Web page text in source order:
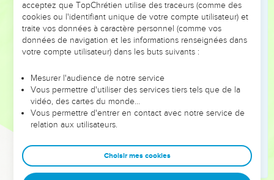
du vin.
Telle est la loi du Nazarien qui aura voué à l'Eternel son
offrande pour son Nazaréat, outre ce qu'il aura [encore]
moyen d'offrir ; il fera selon son voeu qu'il aura voué, suivant
La formule de bénédiction
L'Eternel parla aussi à Moïse, en disant :
les enfants d'Israël, en leur disant :
L'Eternel te bénisse, et te garde.
acceptez que TopChrétien utilise des traceurs (comme des
cookies ou l'identifiant unique de votre compte utilisateur) et
traite vos données à caractère personnel (comme vos
données de navigation et les informations renseignées dans
votre compte utilisateur) dans les buts suivants :
Mesurer l'audience de notre service
Vous permettre d'utiliser des services tiers tels que de la
vidéo, des cartes du monde…
Vous permettre d'entrer en contact avec notre service de
relation aux utilisateurs.
Choisir mes cookies